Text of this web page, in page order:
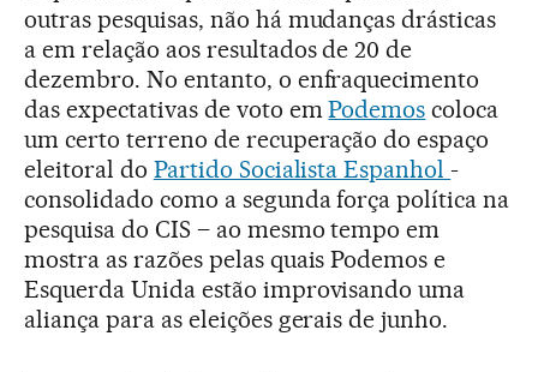
outras pesquisas, não há mudanças drásticas
a em relação aos resultados de 20 de
dezembro. No entanto, o enfraquecimento
das expectativas de voto emPodemos coloca
um certo terreno de recuperação do espaço
eleitoral do Partido Socialista Espanhol-
consolidado como a segunda força política na
pesquisa do CIS – ao mesmo tempo em
mostra as razões pelas quais Podemos e
Esquerda Unida estão improvisando uma
aliança para as eleições gerais de junho.